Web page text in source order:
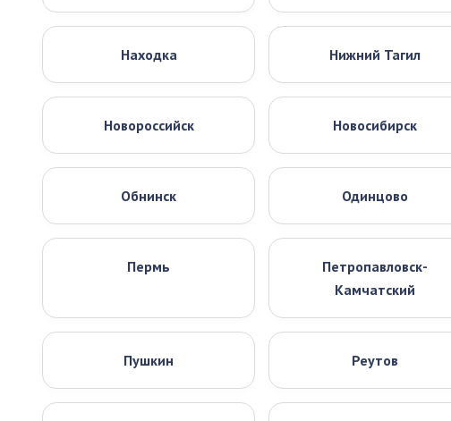
Находка Нижний Тагил
Новороссийск Новосибирск
Обнинск Одинцово
Пермь
Петропавловск-
Камчатский
Пушкин Реутов